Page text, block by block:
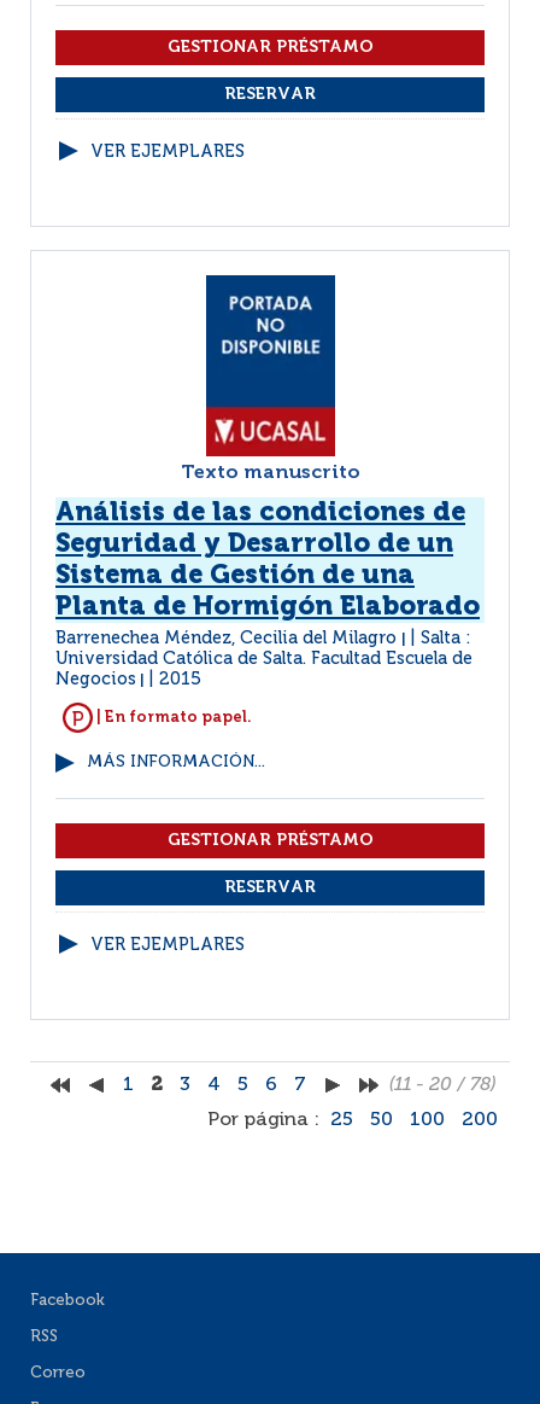
VER EJEMPLARES
Texto manuscrito
Análisis de las condiciones de
Seguridad y Desarrollo de un
Sistema de Gestión de una
Planta de Hormigón Elaborado
Barrenechea Méndez, Cecilia del Milagro
Salta :
Universidad Católica de Salta. Facultad Escuela de
Negocios
2015
| En formato papel.
MÁS INFORMACIÓN...
VER EJEMPLARES
1 2 3 4 5 6 7
(11 - 20 / 78)
Por página :
25 50 100 200
Facebook
RSS
Correo